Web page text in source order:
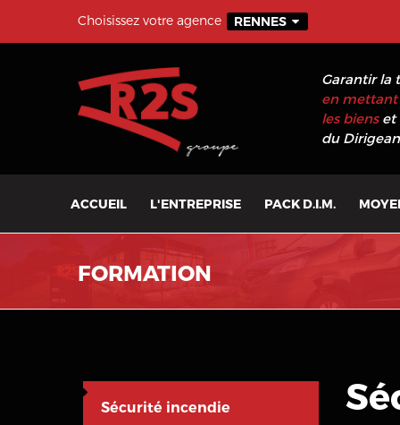
Choisissez votre agence RENNES
Garantir la
en mettant
les bienset
du
ACCUEIL L'ENTREPRISE PACK D.I.M.
FORMATION
Sécurité incendie